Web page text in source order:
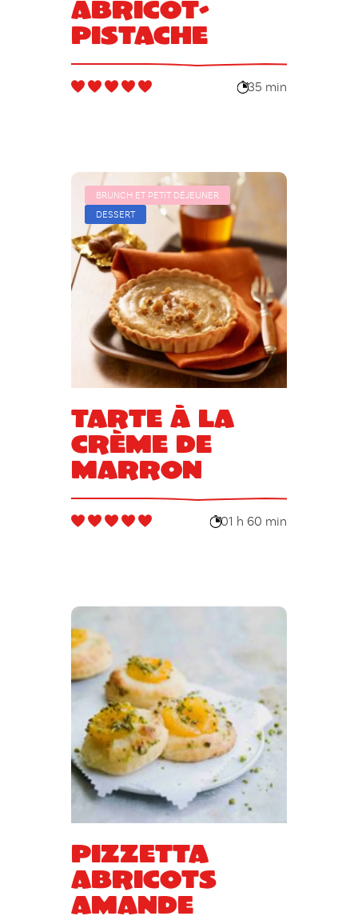
abricot-
pistache
35 min
BRUNCH ET PETIT DÉJEUNER
DESSERT
Tarte à la
crème de
marron
01 h 60 min
Pizzetta
abricots
amande